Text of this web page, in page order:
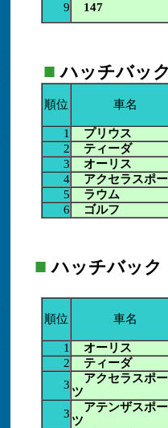
9
147
■ ハッチバッ
順位 車名
1
プリウス
2
ティーダ
3
オーリス
4
アクセラスポ
5
ラウム
6
ゴルフ
■ ハッチバック
順位 車名
1
オーリス
2
ティーダ
3
アクセラスポー
ツ
3
アテンザスポー
ツ